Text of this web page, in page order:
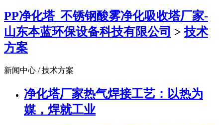
PP净化塔_不锈钢酸雾净化吸收塔厂家-
山东本蓝环保设备科技有限公司 >技术
方案
新闻中心 / 技术方案
净化塔厂家热气焊接工艺：以热为
媒，焊就工业